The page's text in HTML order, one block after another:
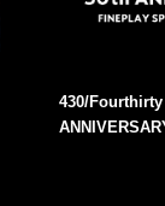
430/